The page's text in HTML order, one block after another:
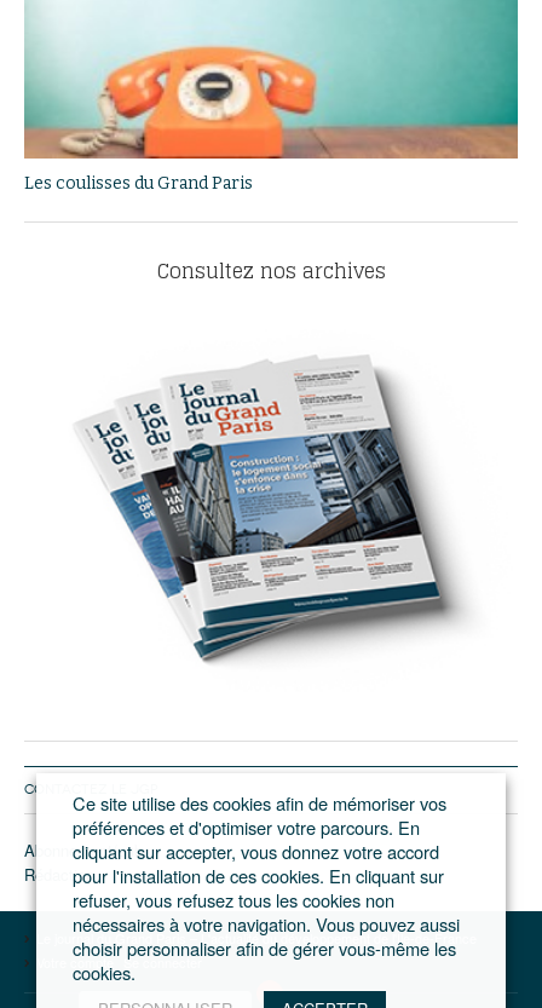
Les coulisses du Grand Paris
Consultez nos archives
CONTACTEZ LE JGP
Abonnement/pub
Rédaction
Le journal du Grand Paris – L'actualité du développement de l'Ile-de-France
Votre compte
Se connecter
Ce site utilise des cookies afin de mémoriser vos
préférences et d'optimiser votre parcours. En
cliquant sur accepter, vous donnez votre accord
pour l'installation de ces cookies. En cliquant sur
refuser, vous refusez tous les cookies non
nécessaires à votre navigation. Vous pouvez aussi
choisir personnaliser afin de gérer vous-même les
cookies.